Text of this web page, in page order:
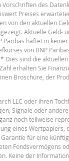
Vorschriften des
Preises
von den aktuellen
Aktuelle Geld-
Paribas haftet in
von BNP
Dies sind die aktuellen
erhalten Sie
Broschüre, der
LLC oder ihren
Signale oder
noch teilweise
eines Wertpapiers,
für eine
Fondsvermögens
Keine der